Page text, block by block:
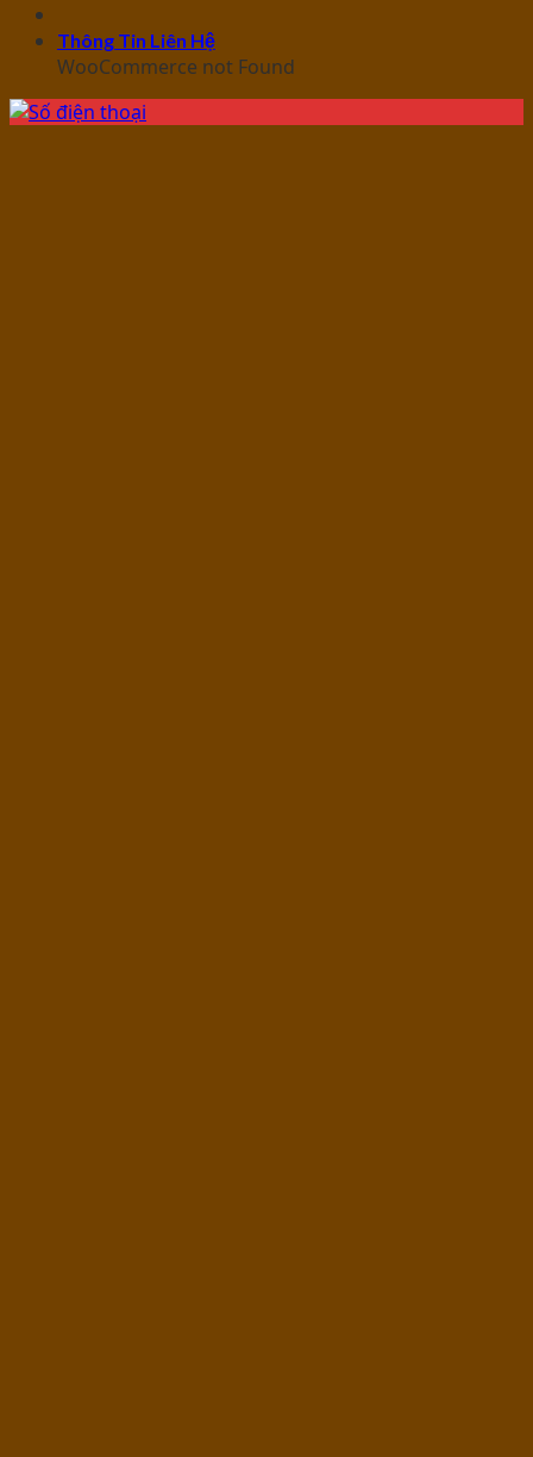
Thông Tin Liên Hệ
WooCommerce not Found